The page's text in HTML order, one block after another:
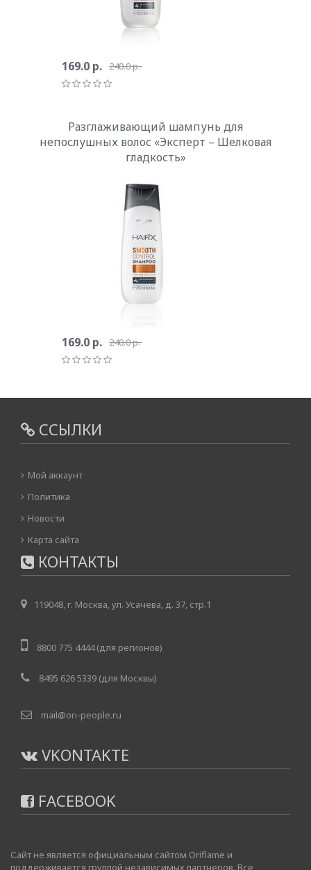
169.0 р. 240.0 р.
Разглаживающий шампунь для
непослушных волос «Эксперт – Шелковая
гладкость»
169.0 р. 240.0 р.
ССЫЛКИ
Мой аккаунт
Политика
Новости
Карта сайта
КОНТАКТЫ
119048, г. Москва, ул. Усачева, д. 37, стр.1
8800 775 4444 (для регионов)
8495 626 5339 (для Москвы)
mail@ori-people.ru
VKONTAKTE
FACEBOOK
Сайт не является официальным сайтом Oriflame и
поддерживается группой независимых партнеров. Все